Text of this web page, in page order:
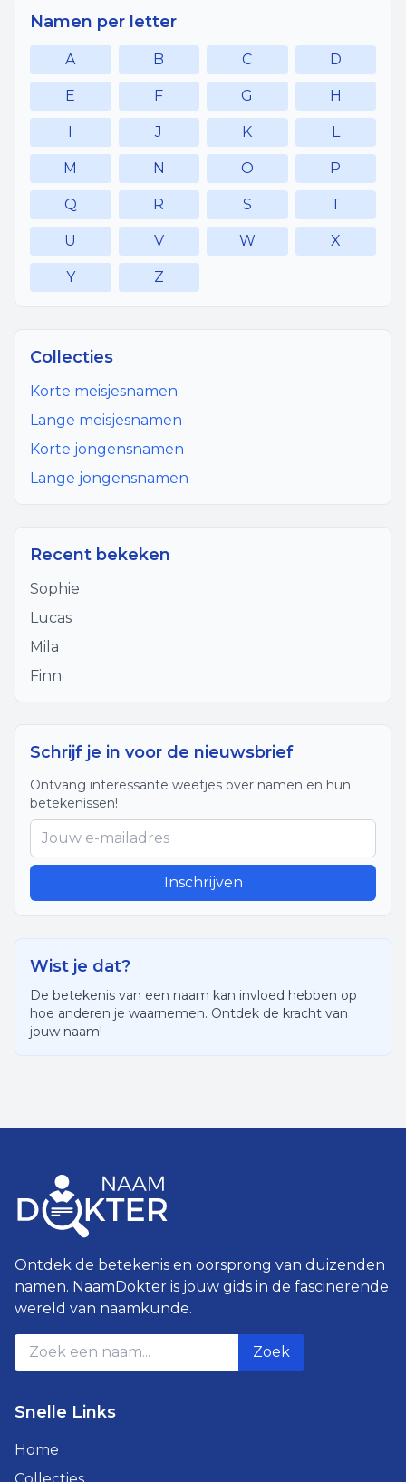
Namen per letter
A B C D
E F G H
I J K L
M N O P
Q R S T
U V W X
Y Z
Collecties
Korte meisjesnamen
Lange meisjesnamen
Korte jongensnamen
Lange jongensnamen
Recent bekeken
Sophie
Lucas
Mila
Finn
Schrijf je in voor de nieuwsbrief
Ontvang interessante weetjes over namen en hun
betekenissen!
Inschrijven
Wist je dat?
De betekenis van een naam kan invloed hebben op
hoe anderen je waarnemen. Ontdek de kracht van
jouw naam!
Ontdek de betekenis en oorsprong van duizenden
namen. NaamDokter is jouw gids in de fascinerende
wereld van naamkunde.
Zoek
Snelle Links
Home